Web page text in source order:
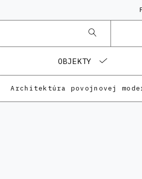
OBJEKTY
Architektúra povojnovej